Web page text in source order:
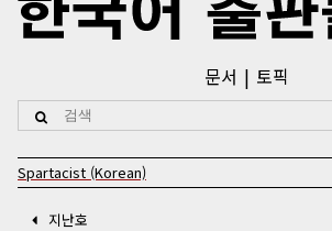
문서 토픽
Spartacist (Korean)
지난호